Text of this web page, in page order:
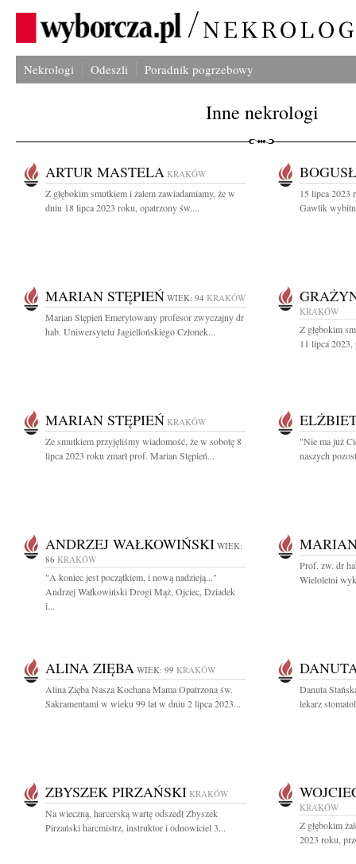
Nekrologi Odeszli Poradnik pogrzebowy
Inne nekrologi
ARTUR MASTELA KRAKÓW
Z głębokim smutkiem i żalem zawiadamiamy, że w
dniu 18 lipca 2023 roku, opatrzony św....
15 lipca 2023
Gawlik
MARIAN STĘPIEŃ WIEK: 94 KRAKÓW
Marian Stępień Emerytowany profesor zwyczajny dr
hab. Uniwersytetu Jagiellońskiego Członek...
KRAKÓW
Z głębokim
11 lipca
MARIAN STĘPIEŃ KRAKÓW
Ze smutkiem przyjęliśmy wiadomość, że w sobotę 8
lipca 2023 roku zmarł prof. Marian Stępień...
"Nie ma już
naszych
ANDRZEJ WAŁKOWIŃSKI WIEK:
86 KRAKÓW
"A koniec jest początkiem, i nową nadzieją..."
Andrzej Wałkowiński Drogi Mąż, Ojciec, Dziadek
i...
Prof. zw. dr
Wieloletni
ALINA ZIĘBA WIEK: 99 KRAKÓW
Alina Zięba Nasza Kochana Mama Opatrzona św.
Sakramentami w wieku 99 lat w dniu 2 lipca 2023...
Danuta
lekarz
ZBYSZEK PIRZAŃSKI KRAKÓW
Na wieczną, harcerską wartę odszedł Zbyszek
Pirzański harcmistrz, instruktor i odnowiciel 3...
KRAKÓW
Z głębokim
2023 roku,